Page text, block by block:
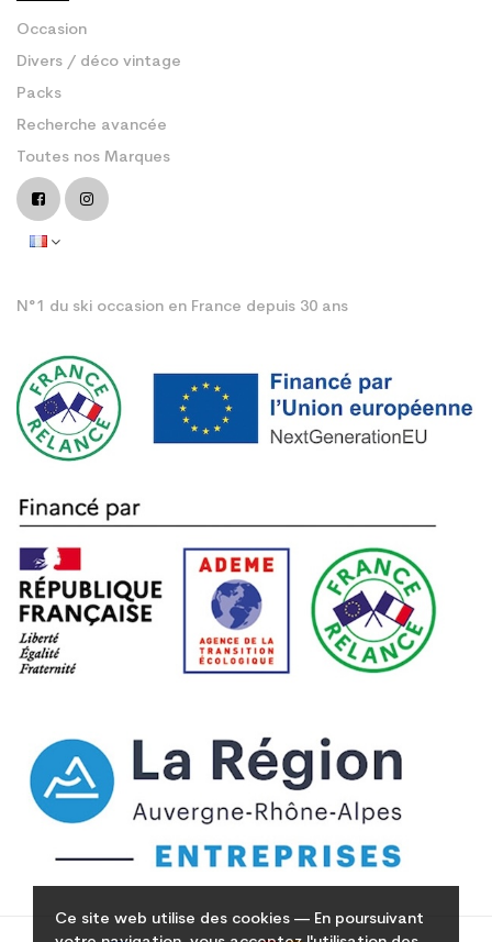
Ce site web utilise des cookies — En poursuivant
Occasion
Divers / déco vintage
Packs
Recherche avancée
Toutes nos Marques
N°1 du ski occasion en France depuis 30 ans